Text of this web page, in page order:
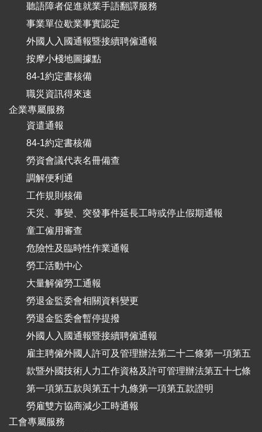
聽語障者促進就業手語翻譯服務
事業單位歇業事實認定
外國人入國通報暨接續聘僱通報
按摩小棧地圖據點
84-1約定書核備
職災資訊得來速
企業專屬服務
資遣通報
84-1約定書核備
勞資會議代表名冊備查
調解便利通
工作規則核備
天災、事變、突發事件延長工時或停止假期通報
童工僱用審查
危險性及臨時性作業通報
勞工活動中心
大量解僱勞工通報
勞退金監委會相關資料變更
勞退金監委會暫停提撥
外國人入國通報暨接續聘僱通報
雇主聘僱外國人許可及管理辦法第二十二條第一項第五
款暨外國技術人力工作資格及許可管理辦法第五十七條
第一項第五款與第五十九條第一項第五款證明
勞雇雙方協商減少工時通報
工會專屬服務